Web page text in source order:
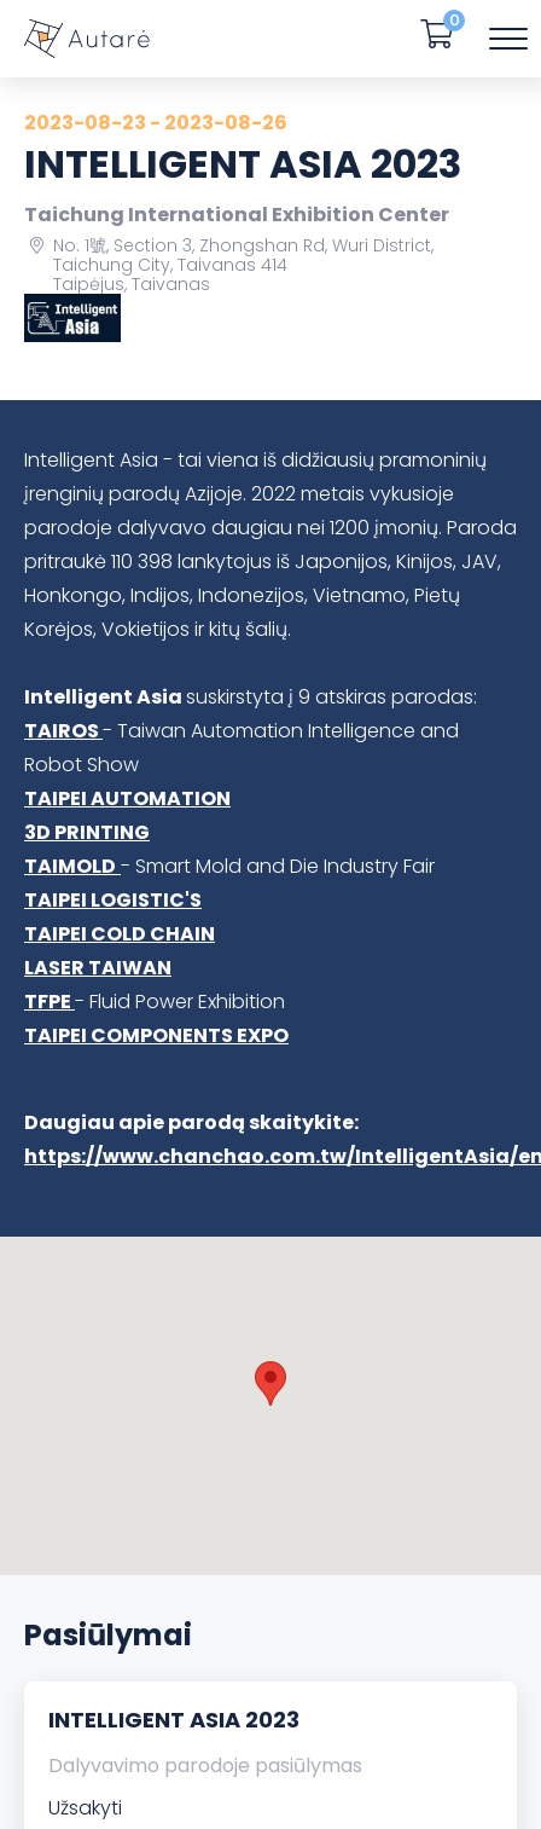
0
2023-08-23 - 2023-08-26
INTELLIGENT ASIA 2023
Taichung International Exhibition Center
No. 1號, Section 3, Zhongshan Rd, Wuri District,
Taichung City, Taivanas 414
Taipėjus, Taivanas
Intelligent Asia - tai viena iš didžiausių pramoninių
įrenginių parodų Azijoje. 2022 metais vykusioje
parodoje dalyvavo daugiau nei 1200 įmonių. Paroda
pritraukė 110 398 lankytojus iš Japonijos, Kinijos, JAV,
Honkongo, Indijos, Indonezijos, Vietnamo, Pietų
Korėjos, Vokietijos ir kitų šalių.
Intelligent Asiasuskirstyta į 9 atskiras parodas:
TAIROS- Taiwan Automation Intelligence and
Robot Show
TAIPEI AUTOMATION
3D PRINTING
TAIMOLD - Smart Mold and Die Industry Fair
TAIPEI LOGISTIC'S
TAIPEI COLD CHAIN
LASER TAIWAN
TFPE- Fluid Power Exhibition
TAIPEI COMPONENTS EXPO
Daugiau apie parodą skaitykite:
https://www.chanchao.com.tw/IntelligentAsia/
Pasiūlymai
INTELLIGENT ASIA 2023
Dalyvavimo parodoje pasiūlymas
Užsakyti